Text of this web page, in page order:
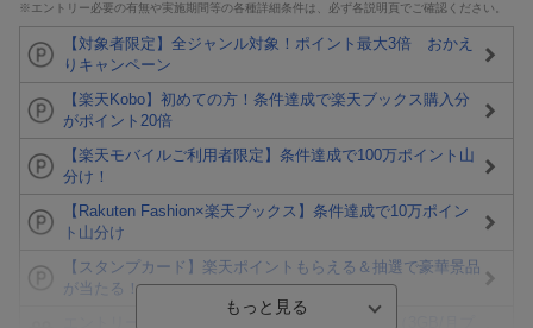
※エントリー必要の有無や実施期間等の各種詳細条件は、必ず各説明頁でご確認ください。
【対象者限定】全ジャンル対象！ポイント最大3倍 おかえ
りキャンペーン
【楽天Kobo】初めての方！条件達成で楽天ブックス購入分
がポイント20倍
【楽天モバイルご利用者限定】条件達成で100万ポイント山
分け！
【Rakuten Fashion×楽天ブックス】条件達成で10万ポイン
ト山分け
【スタンプカード】楽天ポイントもらえる＆抽選で豪華景品
が当たる！